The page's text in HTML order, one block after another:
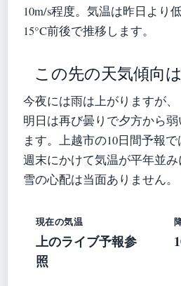
10m/s程度。気温は昨日より低
15°C前後で推移します。
この先の天気傾向
今夜には雨は上がりますが、
明日は再び曇りで夕方から
ます。上越市の10日間予報で
週末にかけて気温が平年並み
雪の心配は当面ありません。
現在の気温
上のライブ予報参
照